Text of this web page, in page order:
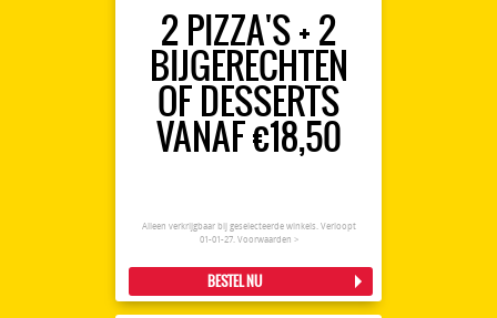
2 PIZZA'S + 2
BIJGERECHTEN
OF DESSERTS
VANAF €18,50
Alleen verkrijgbaar bij geselecteerde winkels. Verloopt
01-01-27. Voorwaarden >
BESTEL NU